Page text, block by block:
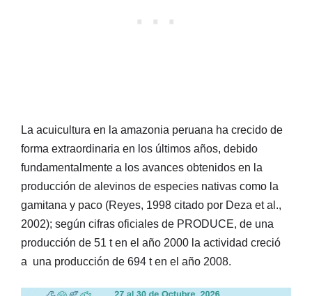
La acuicultura en la amazonia peruana ha crecido de
forma extraordinaria en los últimos años, debido
fundamentalmente a los avances obtenidos en la
producción de alevinos de especies nativas como la
gamitana y paco (Reyes, 1998 citado por Deza et al.,
2002); según cifras oficiales de PRODUCE, de una
producción de 51 t en el año 2000 la actividad creció
a una producción de 694 t en el año 2008.